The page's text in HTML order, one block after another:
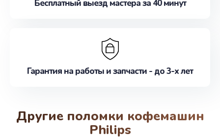
Бесплатный выезд мастера за 40 минут
Гарантия на работы и запчасти - до 3-х лет
Другие поломки кофемашин
Philips